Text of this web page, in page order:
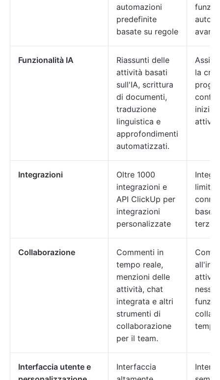
automazioni
predefinite
basate su regole
Funzionalità IA
Riassunti delle
attività basati
sull'IA, scrittura
di documenti,
traduzione
linguistica e
approfondimenti
automatizzati.
la
Integrazioni
Oltre 1000
integrazioni e
API ClickUp per
integrazioni
personalizzate
base
terze
Collaborazione
Commenti in
tempo reale,
menzioni delle
attività, chat
integrata e altri
strumenti di
collaborazione
per il team.
Interfaccia utente e
Interfaccia